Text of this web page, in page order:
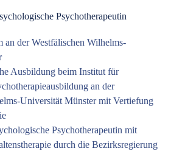
Psychotherapeutin
an der Westfälischen Wilhelms-
Ausbildung beim Institut für
an der
Universität Münster mit Vertiefung
Psychotherapeutin mit
durch die Bezirksregierung